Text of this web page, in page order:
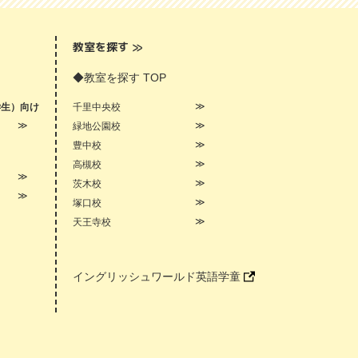
）向け
教室を探す ≫
◆教室を探す TOP
千里中央校
緑地公園校
豊中校
高槻校
茨木校
塚口校
天王寺校
イングリッシュワールド英語学童